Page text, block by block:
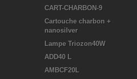
CART-CHARBON-9
Cartouche charbon +
nanosilver
Lampe Triozon40W
ADD40 L
AMBCF20L